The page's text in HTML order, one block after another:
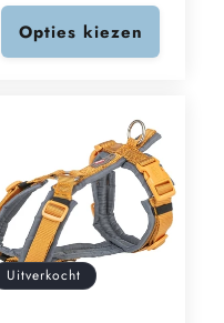
Opties kiezen
Uitverkocht